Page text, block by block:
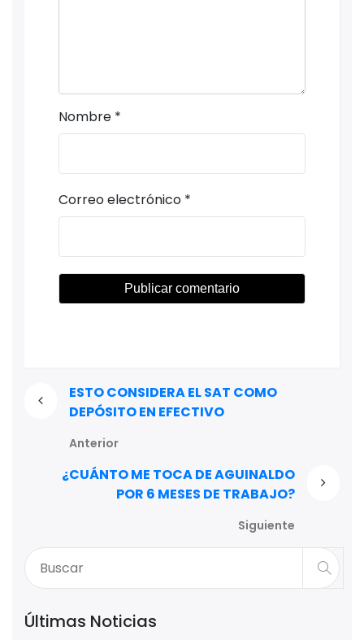
Nombre *
Correo electrónico *
ESTO CONSIDERA EL SAT COMO
DEPÓSITO EN EFECTIVO
Anterior
¿CUÁNTO ME TOCA DE AGUINALDO
POR 6 MESES DE TRABAJO?
Siguiente
Últimas Noticias